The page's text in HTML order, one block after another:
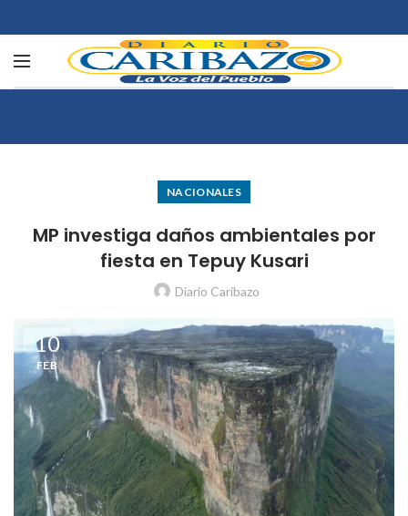
NACIONALES
MP investiga daños ambientales por
fiesta en Tepuy Kusari
Diario Caribazo
10
FEB